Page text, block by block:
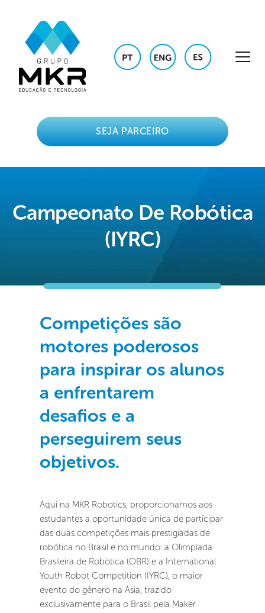
SEJA PARCEIRO
Campeonato De Robótica
(IYRC)
Competições são
motores poderosos
para inspirar os alunos
a enfrentarem
desafios e a
perseguirem seus
objetivos.
Aqui na MKR Robotics, proporcionamos aos
estudantes a oportunidade única de participar
das duas competições mais prestigiadas de
robótica no Brasil e no mundo: a Olimpíada
Brasileira de Robótica (OBR) e a International
Youth Robot Competition (IYRC), o maior
evento do gênero na Ásia, trazido
exclusivamente para o Brasil pela Maker